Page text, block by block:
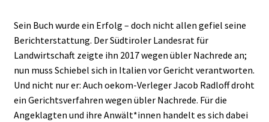
Sein Buch wurde ein Erfolg – doch nicht allen gefiel seine
Berichterstattung. Der Südtiroler Landesrat für
Landwirtschaft zeigte ihn 2017 wegen übler Nachrede an;
nun muss Schiebel sich in Italien vor Gericht verantworten.
Und nicht nur er: Auch oekom-Verleger Jacob Radloff droht
ein Gerichtsverfahren wegen übler Nachrede. Für die
Angeklagten und ihre Anwält*innen handelt es sich dabei